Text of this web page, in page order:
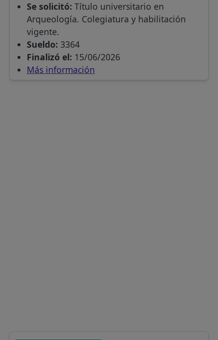
Se solicitó: Título universitario en
Arqueología. Colegiatura y habilitación
vigente.
Sueldo: 3364
Finalizó el: 15/06/2026
Más información